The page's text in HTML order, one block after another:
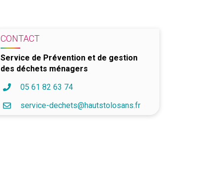
CONTACT
Service de Prévention et de gestion
des déchets ménagers
05 61 82 63 74
service-dechets@hautstolosans.fr